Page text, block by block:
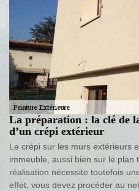
La préparation : la clé de
d’un crépi extérieur
Le crépi sur les murs extérieurs
immeuble, aussi bien sur le plan
réalisation nécessite toutefois
effet, vous devez procéder au